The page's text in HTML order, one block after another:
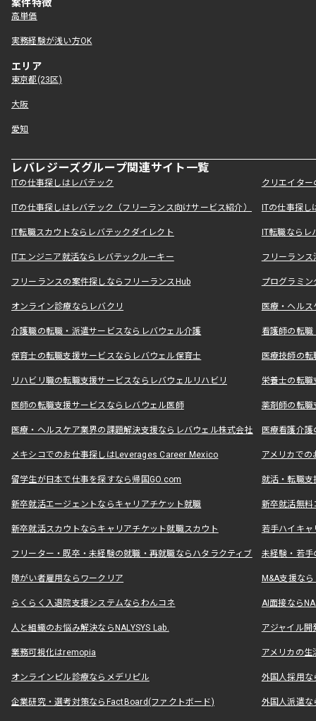
案件特徴
高単価
実務経験が浅い方OK
エリア
東京都(23区)
大阪
愛知
レバレジーズグループ関連サイト一覧
ITの仕事探しはレバテック クリエイタ
ITの仕事探しはレバテック（フリーランス向けサービス紹介） ITの仕事探
IT転職スカウトならレバテックダイレクト IT転職なら
ITエンジニア就活ならレバテックルーキー フリーラン
フリーランスの案件探しならフリーランスHub プログラミ
オンライン診療ならレバクリ 医療・ヘル
介護職の転職・派遣サービスならレバウェル介護 看護師の転
保育士の転職支援サービスならレバウェル保育士 医療技師の
リハビリ職の転職支援サービスならレバウェルリハビリ 栄養士の転
医師の転職支援サービスならレバウェル医師 薬剤師の転
医療・ヘルスケア業界の課題解決支援ならレバウェル株式会社 医療看護介
メキシコでのお仕事探しはLeverages Career Mexico アメリカで
留学生が日本で仕事を探すなら帰国GO.com 就活・転職
新卒就活エージェントならキャリアチケット就職 新卒就活無料
新卒就活スカウトならキャリアチケット就職スカウト 若手ハイキ
フリーター・既卒・未経験の就職・再就職ならハタラクティブ 未経験・若手
障がい者雇用ならワークリア M&A支援な
らくらく入退院支援システムならわんコネ AI面接なら
人と組織のお悩み解決ならNALYSYS Lab. アジャイル
業務可視化はremopia アメリカの
オンラインピル診療ならメデリピル 外国人採用
企業研究・選考対策ならFactBoard(ファクトボード) 外国人派遣な